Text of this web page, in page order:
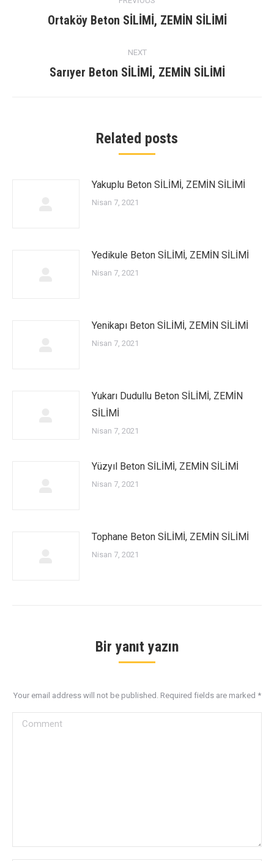
navigation
Previous
Ortaköy Beton SİLİMİ, ZEMİN SİLİMİ
NEXT
Next
Sarıyer Beton SİLİMİ, ZEMİN SİLİMİ
Related posts
Yakuplu Beton SİLİMİ, ZEMİN SİLİMİ
Nisan 7, 2021
Yedikule Beton SİLİMİ, ZEMİN SİLİMİ
Nisan 7, 2021
Yenikapı Beton SİLİMİ, ZEMİN SİLİMİ
Nisan 7, 2021
Yukarı Dudullu Beton SİLİMİ, ZEMİN
SİLİMİ
Nisan 7, 2021
Yüzyıl Beton SİLİMİ, ZEMİN SİLİMİ
Nisan 7, 2021
Tophane Beton SİLİMİ, ZEMİN SİLİMİ
Nisan 7, 2021
Bir yanıt yazın
Your email address will not be published. Required fields are marked *
Comment